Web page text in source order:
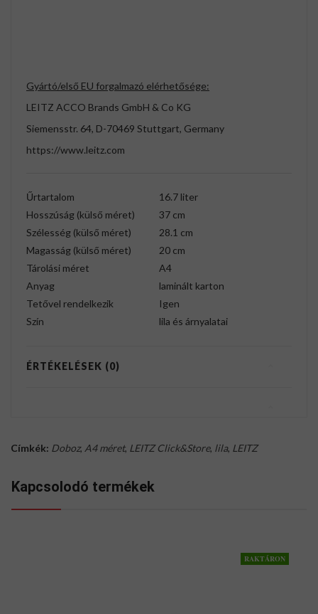
Gyártó/első EU forgalmazó elérhetősége:
LEITZ ACCO Brands GmbH & Co KG
Siemensstr. 64, D-70469 Stuttgart, Germany
https://www.leitz.com
Űrtartalom
16.7 liter
Hosszúság (külső méret)
37 cm
Szélesség (külső méret)
28.1 cm
Magasság (külső méret)
20 cm
Tárolási méret
A4
Anyag
laminált karton
Tetővel rendelkezik
Igen
Szín
lila és árnyalatai
ÉRTÉKELÉSEK (0)
Címkék: Doboz, A4 méret, LEITZ Click&Store, lila, LEITZ
Kapcsolodó termékek
RAKTÁRON